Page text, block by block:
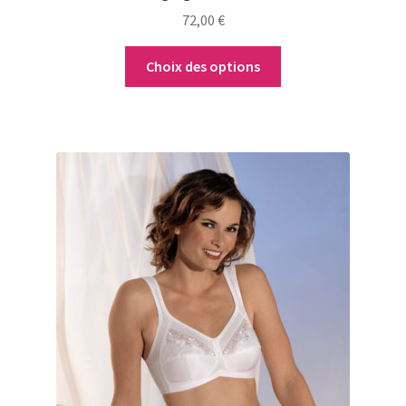
72,00 €
Choix des options
Ce
produit
a
plusieurs
variations.
Les
options
peuvent
être
choisies
sur